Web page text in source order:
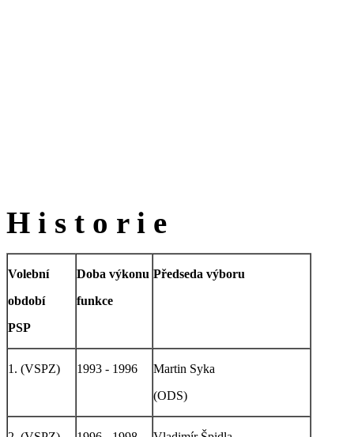
H i s t o r i e
Volební
období
PSP
Doba výkonu
funkce
Předseda výboru
1. (VSPZ) 1993 - 1996
Martin Syka
(ODS)